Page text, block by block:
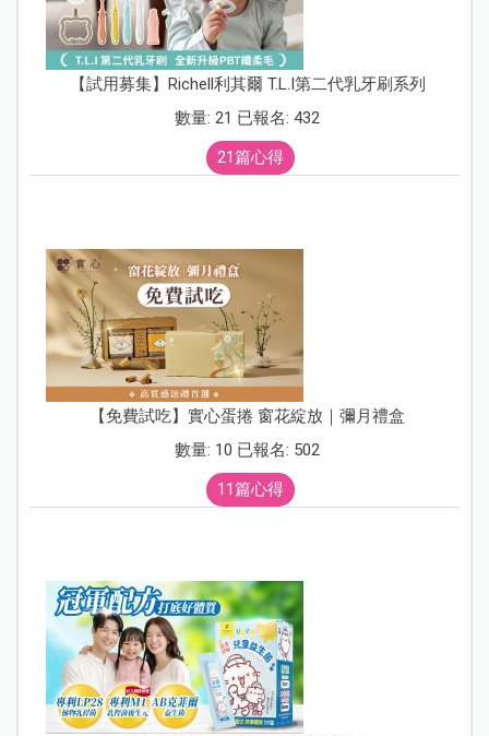
【試用募集】Richell利其爾 T.L.I第二代乳牙刷系列
數量: 21 已報名: 432
21篇心得
【免費試吃】實心蛋捲 窗花綻放｜彌月禮盒
數量: 10 已報名: 502
11篇心得